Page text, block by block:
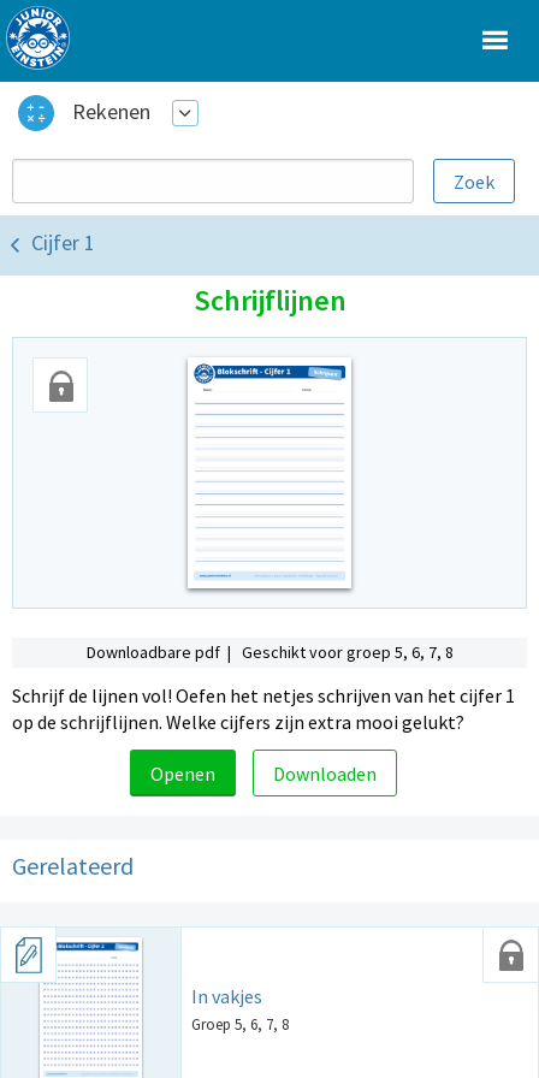
Rekenen
Cijfer 1
Schrijflijnen
Downloadbare pdf | Geschikt voor groep 5, 6, 7, 8
Schrijf de lijnen vol! Oefen het netjes schrijven van het cijfer 1
op de schrijflijnen. Welke cijfers zijn extra mooi gelukt?
Openen Downloaden
Gerelateerd
In vakjes
Groep 5, 6, 7, 8